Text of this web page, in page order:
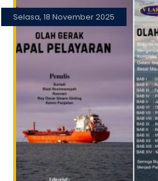
Selasa, 18 November 2025